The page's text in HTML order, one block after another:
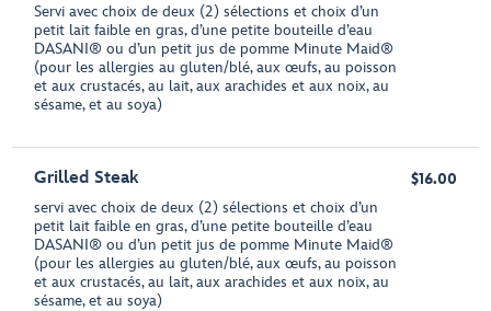
Servi avec choix de deux (2) sélections et choix d’un
petit lait faible en gras, d’une petite bouteille d’eau
DASANI® ou d’un petit jus de pomme Minute Maid®
(pour les allergies au gluten/blé, aux œufs, au poisson
et aux crustacés, au lait, aux arachides et aux noix, au
sésame, et au soya)
Grilled Steak
servi avec choix de deux (2) sélections et choix d’un
petit lait faible en gras, d’une petite bouteille d’eau
DASANI® ou d’un petit jus de pomme Minute Maid®
(pour les allergies au gluten/blé, aux œufs, au poisson
et aux crustacés, au lait, aux arachides et aux noix, au
sésame, et au soya)
$16.00